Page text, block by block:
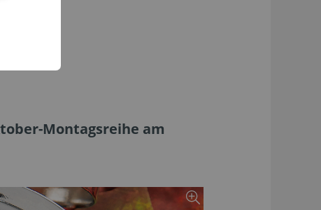
Montagsreihe am